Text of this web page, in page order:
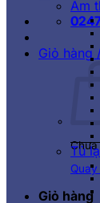
Giỏ
Giỏ hàng
Âm
Tủ